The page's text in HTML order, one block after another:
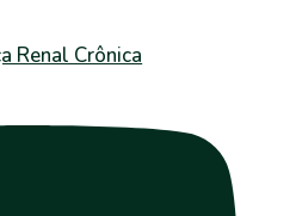
Renal Crônica